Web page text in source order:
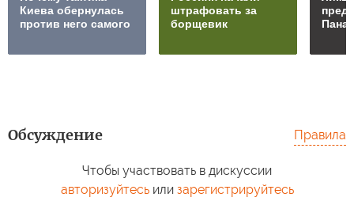
Киева обернулась
против него самого
штрафовать за
борщевик
Обсуждение Правила
Чтобы участвовать в дискуссии
авторизуйтесьили зарегистрируйтесь